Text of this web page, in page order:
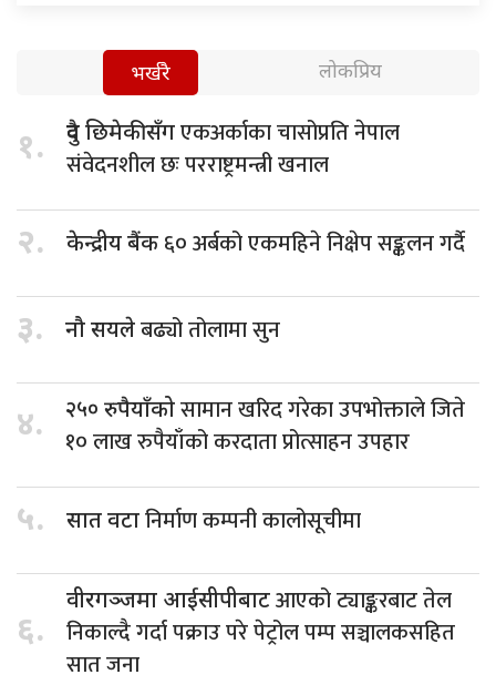
भर्खरै लोकप्रिय
१. दुवै छिमेकीसँगएकअर्काका चासोप्रति नेपाल
संवेदनशील छः परराष्ट्रमन्त्री खनाल
२. केन्द्रीय बैंक ६० अर्बको एकमहिने निक्षेप सङ्कलन गर्दै
३. नौ सयलेबढ्यो तोलामा सुन
४. २५० रुपैयाँकोसामान खरिद गरेका उपभोक्ताले जिते
१० लाख रुपैयाँको करदाता प्रोत्साहन उपहार
५. सात वटानिर्माण कम्पनी कालोसूचीमा
६.
वीरगञ्जमा आईसीपीबाटआएको ट्याङ्करबाट तेल
निकाल्दै गर्दा पक्राउ परे पेट्रोल पम्प सञ्चालकसहित
सात जना